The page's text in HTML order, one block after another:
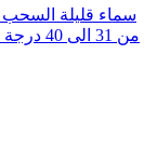
سماء قليلة السحب
من 31